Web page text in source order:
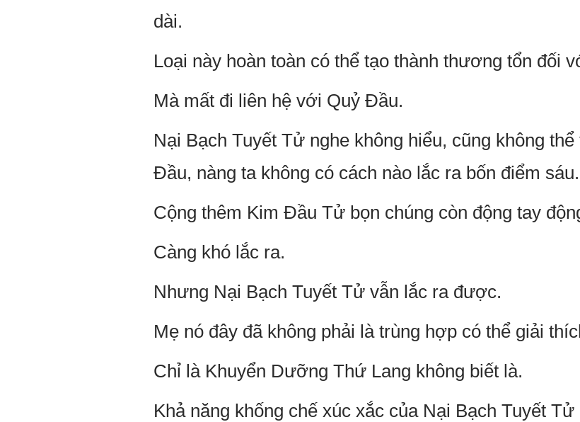
dài.
Loại này hoàn toàn có thể tạo thành thương tổn đối
Mà mất đi liên hệ với Quỷ Đầu.
Nại Bạch Tuyết Tử nghe không hiểu, cũng không
Đầu, nàng ta không có cách nào lắc ra bốn điểm sáu.
Cộng thêm Kim Đầu Tử bọn chúng còn động tay
Càng khó lắc ra.
Nhưng Nại Bạch Tuyết Tử vẫn lắc ra được.
Mẹ nó đây đã không phải là trùng hợp có thể giải
Chỉ là Khuyển Dưỡng Thứ Lang không biết là.
Khả năng khống chế xúc xắc của Nại Bạch Tuyết